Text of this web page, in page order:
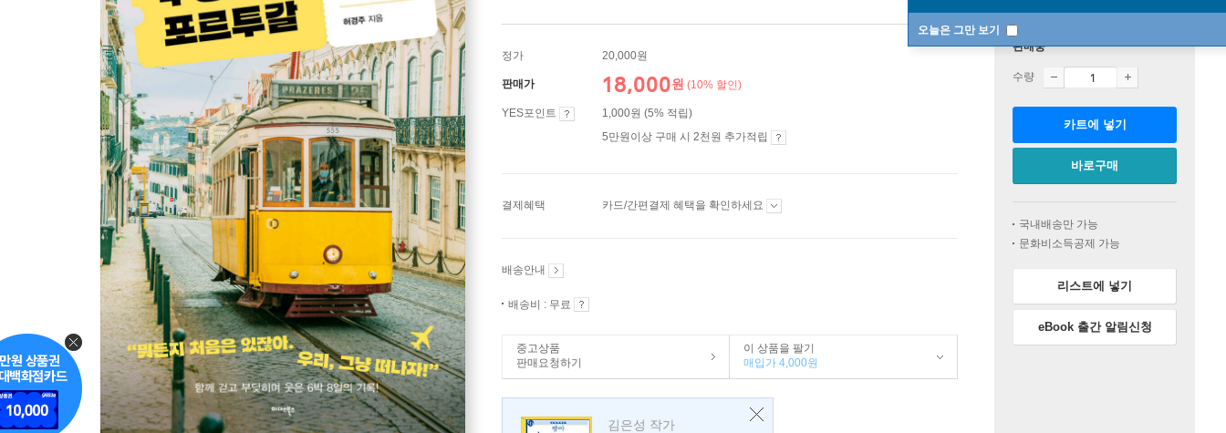
오늘은 그만 보기
정가 20,000원
판매가 18,000원 (10% 할인)
YES포인트
1,000원 (5% 적립)
5만원이상 구매 시 2천원 추가적립
결제혜택 카드/간편결제 혜택을 확인하세요
배송안내
배송비 : 무료
중고상품
판매요청하기
이 상품을 팔기
매입가 4,000원
김은성 작가
판매중
수량
카트에 넣기
바로구매
국내배송만 가능
문화비소득공제 가능
리스트에 넣기
eBook 출간 알림신청